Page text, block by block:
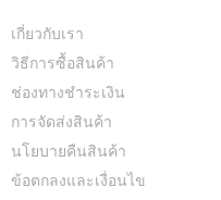
เกี่ยวกับเรา
วิธีการซื้อสินค้า
ช่องทางชำระเงิน
การจัดส่งสินค้า
นโยบายคืนสินค้า
ข้อตกลงและเงื่อนไข